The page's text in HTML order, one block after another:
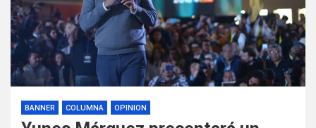
BANNER COLUMNA OPINION